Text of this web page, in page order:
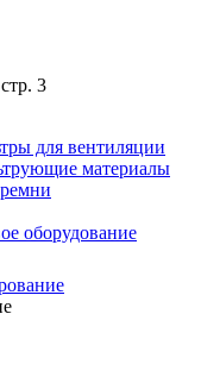
3
для вентиляции
материалы
оборудование